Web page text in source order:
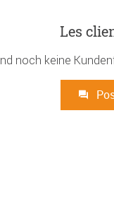
Les
noch keine